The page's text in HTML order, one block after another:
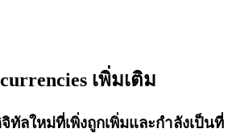
ด้รับการสนับสนุนจาก Crypto
เพิ่มเติม
ทัลใหม่ที่เพิ่งถูกเพิ่มและกำลังเป็นที่